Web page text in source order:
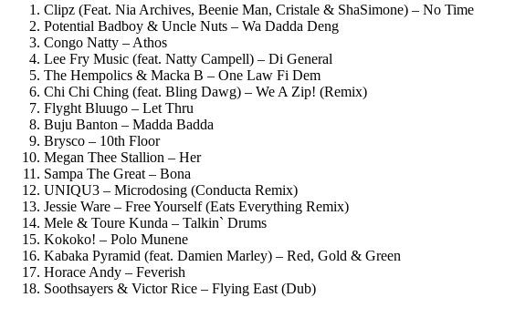
Clipz (Feat. Nia Archives, Beenie Man, Cristale & ShaSimone) – No Time
Potential Badboy & Uncle Nuts – Wa Dadda Deng
Congo Natty – Athos
Lee Fry Music (feat. Natty Campell) – Di General
The Hempolics & Macka B – One Law Fi Dem
Chi Chi Ching (feat. Bling Dawg) – We A Zip! (Remix)
Flyght Bluugo – Let Thru
Buju Banton – Madda Badda
Brysco – 10th Floor
Megan Thee Stallion – Her
Sampa The Great – Bona
UNIQU3 – Microdosing (Conducta Remix)
Jessie Ware – Free Yourself (Eats Everything Remix)
Mele & Toure Kunda – Talkin` Drums
Kokoko! – Polo Munene
Kabaka Pyramid (feat. Damien Marley) – Red, Gold & Green
Horace Andy – Feverish
Soothsayers & Victor Rice – Flying East (Dub)